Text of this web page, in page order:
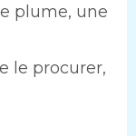
plume, une
le procurer,